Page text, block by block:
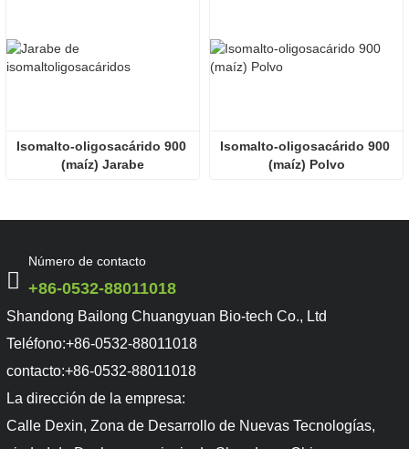
Isomalto-oligosacárido 900
(maíz) Jarabe
Isomalto-oligosacárido 900
(maíz) Polvo
Número de contacto
+86-0532-88011018
Shandong Bailong Chuangyuan Bio-tech Co., Ltd
Teléfono:+86-0532-88011018
contacto:+86-0532-88011018
La dirección de la empresa:
Calle Dexin, Zona de Desarrollo de Nuevas Tecnologías,